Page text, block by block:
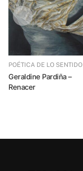
POÉTICA DE LO SENTIDO
Geraldine Pardiña –
Renacer